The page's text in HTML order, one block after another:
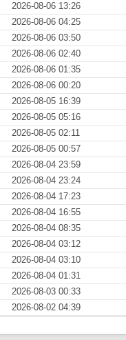
2026-08-06 13:26
2026-08-06 04:25
2026-08-06 03:50
2026-08-06 02:40
2026-08-06 01:35
2026-08-06 00:20
2026-08-05 16:39
2026-08-05 05:16
2026-08-05 02:11
2026-08-05 00:57
2026-08-04 23:59
2026-08-04 23:24
2026-08-04 17:23
2026-08-04 16:55
2026-08-04 08:35
2026-08-04 03:12
2026-08-04 03:10
2026-08-04 01:31
2026-08-03 00:33
2026-08-02 04:39